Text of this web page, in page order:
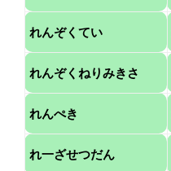
れんぞくてい
れんぞくねりみきさ
れんぺき
れ一ざせつだん